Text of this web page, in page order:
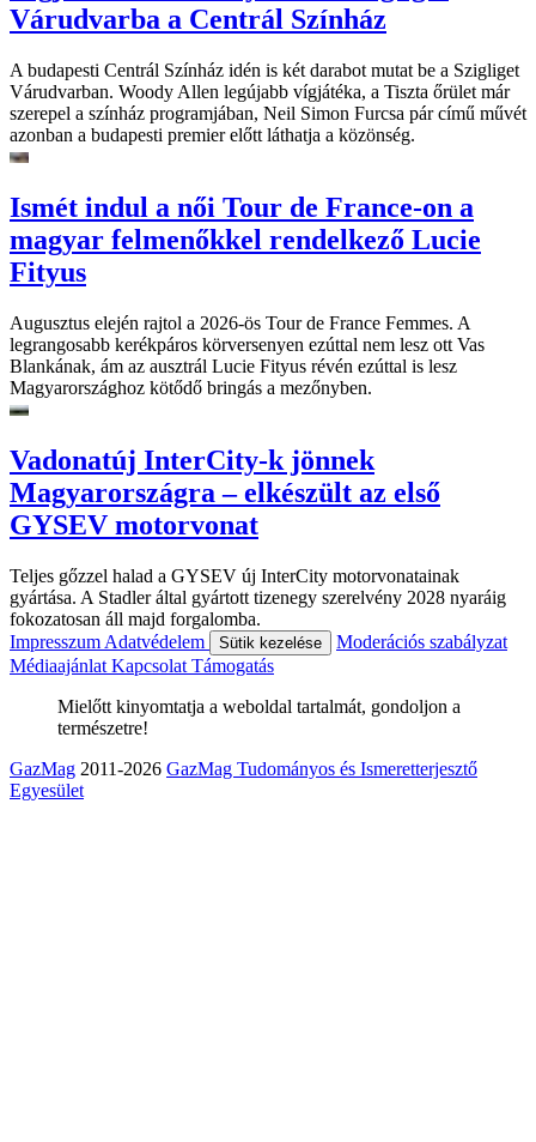
Várudvarba a Centrál Színház
A budapesti Centrál Színház idén is két darabot mutat be a Szigliget
Várudvarban. Woody Allen legújabb vígjátéka, a Tiszta őrület már
szerepel a színház programjában, Neil Simon Furcsa pár című művét
azonban a budapesti premier előtt láthatja a közönség.
Ismét indul a női Tour de France-on a
magyar felmenőkkel rendelkező Lucie
Fityus
Augusztus elején rajtol a 2026-ös Tour de France Femmes. A
legrangosabb kerékpáros körversenyen ezúttal nem lesz ott Vas
Blankának, ám az ausztrál Lucie Fityus révén ezúttal is lesz
Magyarországhoz kötődő bringás a mezőnyben.
Vadonatúj InterCity-k jönnek
Magyarországra – elkészült az első
GYSEV motorvonat
Teljes gőzzel halad a GYSEV új InterCity motorvonatainak
gyártása. A Stadler által gyártott tizenegy szerelvény 2028 nyaráig
fokozatosan áll majd forgalomba.
Impresszum Adatvédelem Sütik kezelése
Moderációs szabályzat
Médiaajánlat Kapcsolat Támogatás
Mielőtt kinyomtatja a weboldal tartalmát, gondoljon a
természetre!
GazMag 2011-2026 GazMag Tudományos és Ismeretterjesztő
Egyesület